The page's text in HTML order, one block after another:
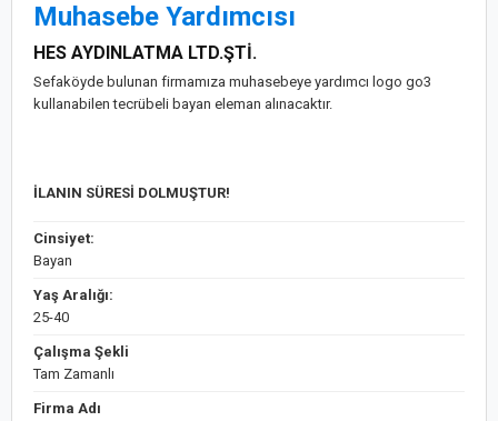
Muhasebe Yardımcısı
HES AYDINLATMA LTD.ŞTİ.
Sefaköyde bulunan firmamıza muhasebeye yardımcı logo go3
kullanabilen tecrübeli bayan eleman alınacaktır.
İLANIN SÜRESİ DOLMUŞTUR!
Cinsiyet:
Bayan
Yaş Aralığı:
25-40
Çalışma Şekli
Tam Zamanlı
Firma Adı